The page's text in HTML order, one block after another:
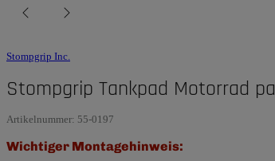
Stompgrip Inc.
Stompgrip Tankpad Motorrad
Artikelnummer: 55-0197
Wichtiger Montagehinweis: